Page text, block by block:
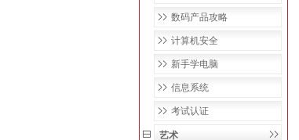
数码产品攻略
计算机安全
新手学电脑
信息系统
考试认证
艺术